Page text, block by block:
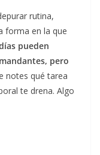
rutina,
forma en la que
pueden
pero
notes qué tarea
te drena. Algo